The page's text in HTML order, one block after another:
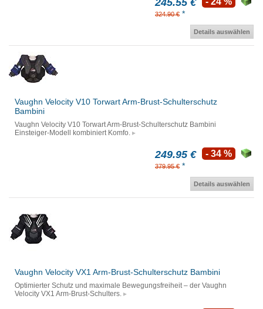
245.55 €
324.90 € *
Details auswählen
Vaughn Velocity V10 Torwart Arm-Brust-Schulterschutz
Bambini
Vaughn Velocity V10 Torwart Arm-Brust-Schulterschutz Bambini
Einsteiger-Modell kombiniert Komfo.
249.95 €
379.95 € *
- 34 %
Details auswählen
Vaughn Velocity VX1 Arm-Brust-Schulterschutz Bambini
Optimierter Schutz und maximale Bewegungsfreiheit – der Vaughn
Velocity VX1 Arm-Brust-Schulters.